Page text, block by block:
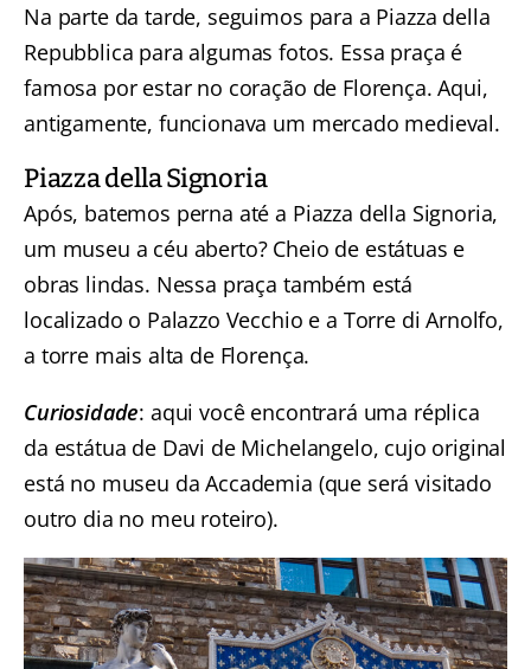
Na parte da tarde, seguimos para a Piazza della
Repubblica para algumas fotos. Essa praça é
famosa por estar no coração de Florença. Aqui,
antigamente, funcionava um mercado medieval.
Piazza della Signoria
Após, batemos perna até a Piazza della Signoria,
um museu a céu aberto? Cheio de estátuas e
obras lindas. Nessa praça também está
localizado o Palazzo Vecchio e a Torre di Arnolfo,
a torre mais alta de Florença.
Curiosidade: aqui você encontrará uma réplica
da estátua de Davi de Michelangelo, cujo original
está no museu da Accademia (que será visitado
outro dia no meu roteiro).